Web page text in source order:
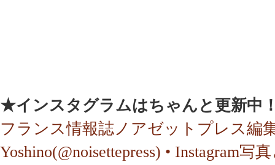
★インスタグラムはちゃんと更新中
フランス情報誌ノアゼットプレス
Yoshino(@noisettepress) • Instagram写